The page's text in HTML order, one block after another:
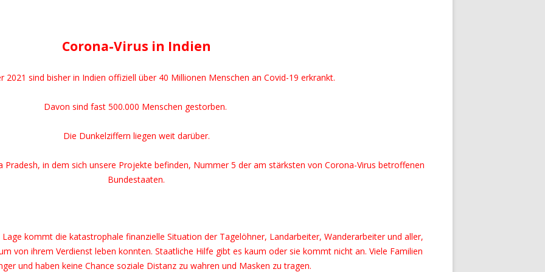
Corona-Virus in Indien
2021 sind bisher in Indien offiziell über 40 Millionen Menschen an Covid-19 erkrankt.
Davon sind fast 500.000 Menschen gestorben.
Die Dunkelziffern liegen weit darüber.
in dem sich unsere Projekte befinden, Nummer 5 der am stärksten von Corona-Virus betroffenen
Bundestaaten.
kommt die katastrophale finanzielle Situation der Tagelöhner, Landarbeiter, Wanderarbeiter und aller,
von ihrem Verdienst leben konnten. Staatliche Hilfe gibt es kaum oder sie kommt nicht an. Viele Familien
und haben keine Chance soziale Distanz zu wahren und Masken zu tragen.